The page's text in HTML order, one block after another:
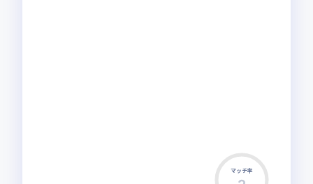
マッチ率